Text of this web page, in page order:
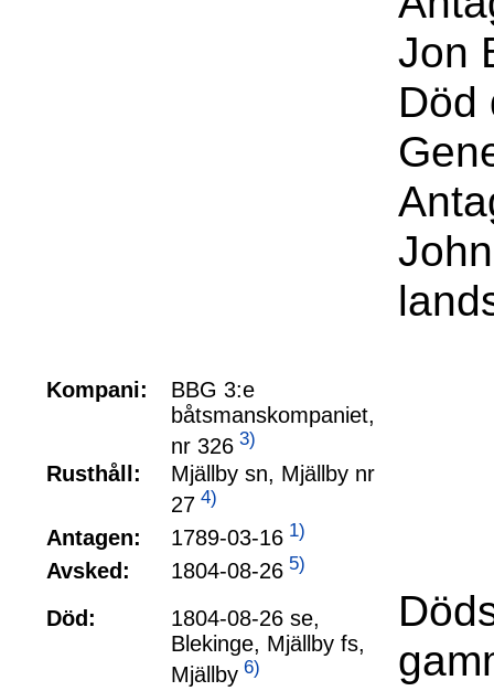
Jon
Död
Kompani:
BBG 3:e
båtsmanskompaniet,
nr 326 3)
Rusthåll:
Mjällby sn, Mjällby nr
27 4)
Antagen: 1789-03-16 1)
Avsked: 1804-08-26 5)
Död:
1804-08-26 se,
Blekinge, Mjällby fs,
Mjällby 6)